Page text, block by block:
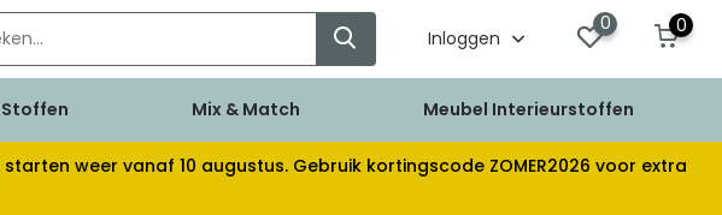
Inloggen
0 0
Stoffen Mix & Match Meubel Interieurstoffen
weer vanaf 10 augustus. Gebruik kortingscode ZOMER2026 voor extra